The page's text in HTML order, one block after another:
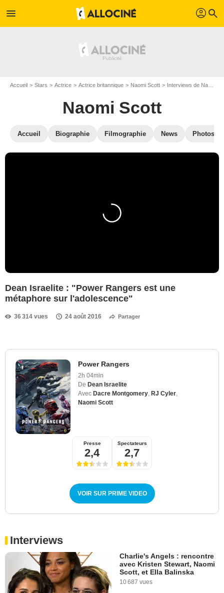
menu profil search
Accueil Stars Actrice Actrice britannique Naomi Scott Interviews de Naomi Scott
Naomi Scott
Accueil Biographie Filmographie News Photos
Dean Israelite : "Power Rangers est une
métaphore sur l'adolescence"
36 314 vues 24 août 2016 Partager
Power Rangers
2h 04min
De Dean Israelite
Avec Dacre Montgomery RJ Cyler
Naomi Scott
Presse
2,4
Spectateurs
2,7
VOIR SUR PRIME VIDEO
Interviews
Charlie's Angels : rencontre
avec Kristen Stewart, Naomi
Scott, et Ella Balinska
10 687 vues